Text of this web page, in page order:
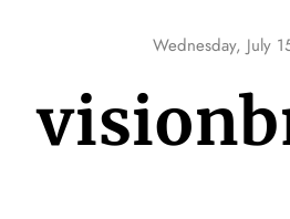
Wednesday, July